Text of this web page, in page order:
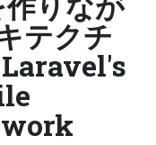
テクチ